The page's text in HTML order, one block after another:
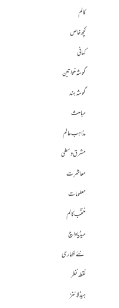
کالم
کچھ خاص
کہانی
گوشہ خواتین
گوشہ ہند
مباحث
مذاہب عالم
مشرق وسطی
معاشرت
معلومات
منتخب کالم
میڈیا واچ
نئے لکھاری
نقطہ نظر
ہیڈلائنز